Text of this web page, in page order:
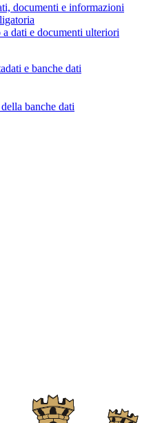
documenti e informazioni
dati e documenti ulteriori
e banche dati
banche dati